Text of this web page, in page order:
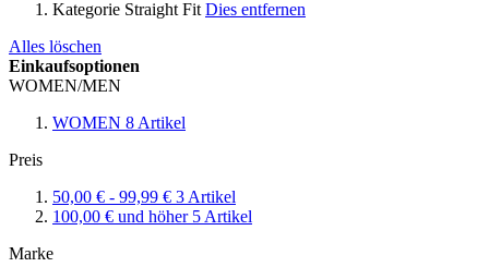
Kategorie Straight Fit Dies entfernen
Alles löschen
Einkaufsoptionen
WOMEN/MEN
WOMEN 8 Artikel
Preis
50,00 € - 99,99 € 3 Artikel
100,00 € und höher 5 Artikel
Marke